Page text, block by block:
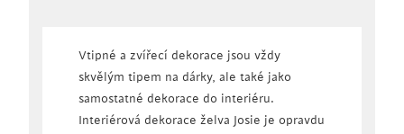
Vtipné a zvířecí dekorace jsou vždy
skvělým tipem na dárky, ale také jako
samostatné dekorace do interiéru.
Interiérová dekorace želva Josie je opravdu